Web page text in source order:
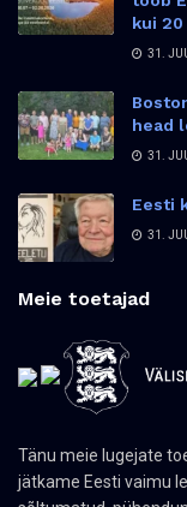
kui
31.
head
31.
Eesti
31.
Meie toetajad
Tänu meie lugejate
jätkame Eesti vaimu